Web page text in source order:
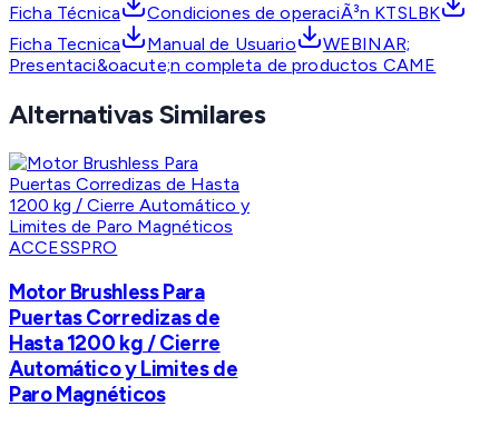
Ficha Técnica
Condiciones de operaciÃ³n KTSLBK
Ficha Tecnica
Manual de Usuario
WEBINAR;
Presentaci&oacute;n completa de productos CAME
Alternativas Similares
ACCESSPRO
Motor Brushless Para
Puertas Corredizas de
Hasta 1200 kg / Cierre
Automático y Limites de
Paro Magnéticos